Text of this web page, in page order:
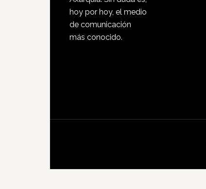
hoy por hoy, el medio
de comunicación
más conocido.